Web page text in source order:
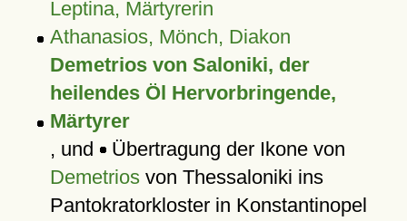
Leptina, Märtyrerin
Athanasios, Mönch, Diakon
Demetrios von Saloniki, der
heilendes Öl Hervorbringende,
Märtyrer
, und Übertragung der Ikone von
Demetriosvon Thessaloniki ins
Pantokratorkloster in Konstantinopel